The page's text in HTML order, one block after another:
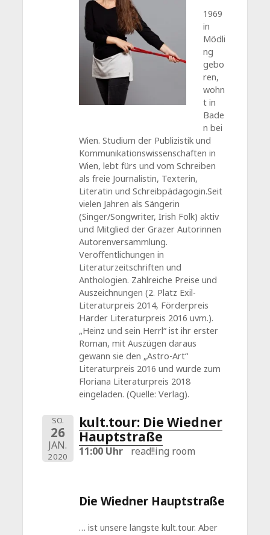
1969
in
Mödli
ng
gebo
ren,
wohn
t in
Bade
n bei
Wien. Studium der Publizistik und
Kommunikationswissenschaften in
Wien, lebt fürs und vom Schreiben
als freie Journalistin, Texterin,
Literatin und Schreibpädagogin.Seit
vielen Jahren als Sängerin
(Singer/Songwriter, Irish Folk) aktiv
und Mitglied der Grazer Autorinnen
Autorenversammlung.
Veröffentlichungen in
Literaturzeitschriften und
Anthologien. Zahlreiche Preise und
Auszeichnungen (2. Platz Exil-
Literaturpreis 2014, Förderpreis
Harder Literaturpreis 2016 uvm.).
„Heinz und sein Herrl“ ist ihr erster
Roman, mit Auszügen daraus
gewann sie den „Astro-Art“
Literaturpreis 2016 und wurde zum
Floriana Literaturpreis 2018
eingeladen. (Quelle: Verlag).
SO.
26
JAN.
2020
kult.tour: Die Wiedner
Hauptstraße
11:00 Uhr read!!ing room
Die Wiedner Hauptstraße
… ist unsere längste kult.tour. Aber